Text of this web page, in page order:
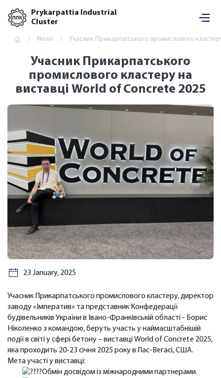
Prykarpattia Industrial
Cluster
News Учасник Прикарпатського промислового
Учасник Прикарпатського
промислового кластеру на
виставці World of Concrete 2025
23 January, 2025
Учасник Прикарпатського промислового кластеру, директор
заводу «Імператив» та представник Конфедерації
будівельників України в Івано-Франківській області - Борис
Ніколенко з командою, беруть участь у наймасштабнішій
події в світі у сфері бетону – виставці World of Concrete 2025,
яка проходить 20-23 січня 2025 року в Лас-Вегасі, США.
Мета участі у виставці:
Обмін досвідом із міжнародними партнерами.